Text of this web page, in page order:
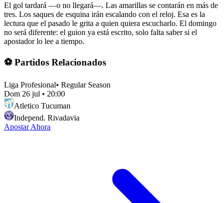
El gol tardará —o no llegará—. Las amarillas se contarán en más de
tres. Los saques de esquina irán escalando con el reloj. Esa es la
lectura que el pasado le grita a quien quiera escucharlo. El domingo
no será diferente: el guion ya está escrito, solo falta saber si el
apostador lo lee a tiempo.
⚽ Partidos Relacionados
Liga Profesional• Regular Season
Dom 26 jul • 20:00
Atletico Tucuman
Independ. Rivadavia
Apostar Ahora